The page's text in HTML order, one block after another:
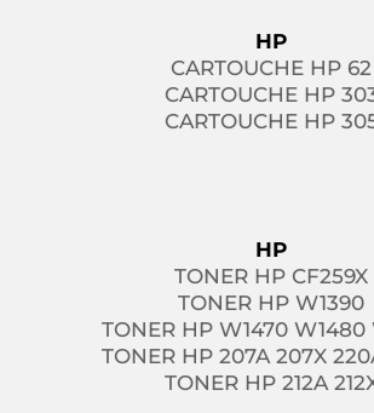
HP
CARTOUCHE HP 62
CARTOUCHE HP
CARTOUCHE HP
HP
TONER HP CF259X
TONER HP W1390
TONER HP W1470 W1480
TONER HP 207A 207X
TONER HP 212A